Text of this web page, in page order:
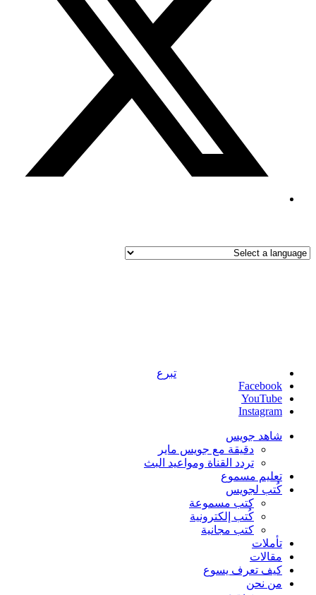
تبرع
Facebook
YouTube
Instagram
شاهد جويس
دقيقة مع جويس ماير
تردد القناة ومواعيد البث
تعليم مسموع
كُتب لجويس
كتب مسموعة
كُتب إلكترونية
كتب مجانية
تأملات
مقالات
كيف تعرف يسوع
من نحن